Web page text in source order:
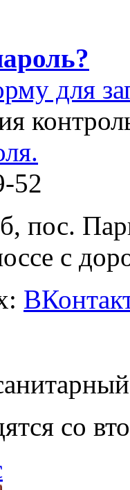
для
52
пос.
c
со